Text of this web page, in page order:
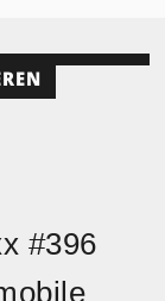
#396